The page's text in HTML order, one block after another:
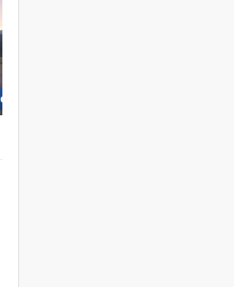
Plan du Repos